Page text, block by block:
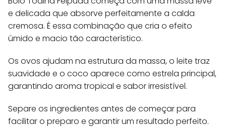
e delicada que absorve perfeitamente a calda
cremosa. É essa combinação que cria o efeito
úmido e macio tão característico.
Os ovos ajudam na estrutura da massa, o leite traz
suavidade e o coco aparece como estrela principal,
garantindo aroma tropical e sabor irresistível.
Separe os ingredientes antes de começar para
facilitar o preparo e garantir um resultado perfeito.